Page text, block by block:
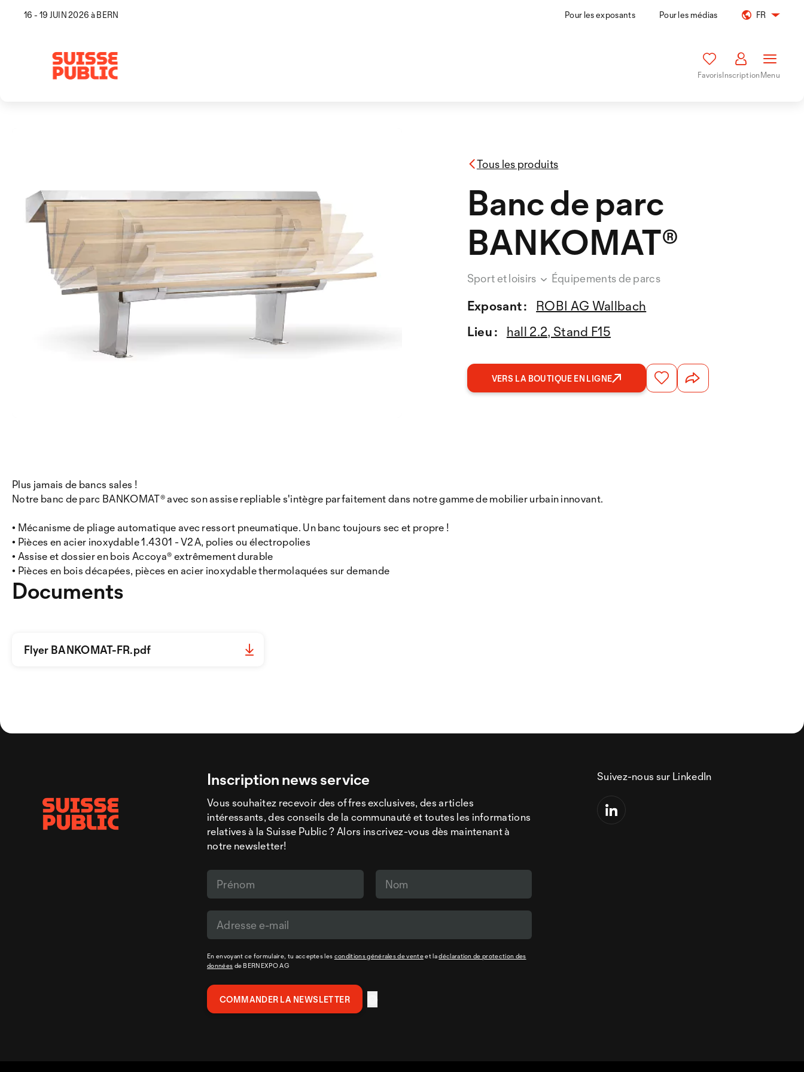
16 - 19 JUIN 2026 à BERN Pour les exposants Pour les médias FR
FavorisInscriptionMenu
Tous les produits
Banc de parc
BANKOMAT®
Sport et loisirs Équipements de parcs
Exposant :
ROBI AG Wallbach
Lieu :
hall 2.2, Stand F15
VERS LA BOUTIQUE EN LIGNE
Plus jamais de bancs sales !
Notre banc de parc BANKOMAT® avec son assise repliable s'intègre parfaitement dans notre gamme de mobilier urbain innovant.
• Mécanisme de pliage automatique avec ressort pneumatique. Un banc toujours sec et propre !
• Pièces en acier inoxydable 1.4301 - V2A, polies ou électropolies
• Assise et dossier en bois Accoya® extrêmement durable
• Pièces en bois décapées, pièces en acier inoxydable thermolaquées sur demande
Documents
Flyer BANKOMAT-FR.pdf
Inscription news service
Vous souhaitez recevoir des offres exclusives, des articles
intéressants, des conseils de la communauté et toutes les informations
relatives à la Suisse Public ? Alors inscrivez-vous dès maintenant à
notre newsletter!
En envoyant ce formulaire, tu acceptes les conditions générales de venteet ladéclaration de protection des
données de BERNEXPO AG
Suivez-nous sur LinkedIn